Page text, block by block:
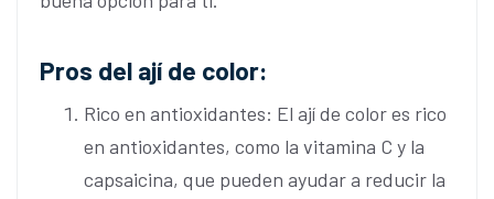
Pros del ají de color:
Rico en antioxidantes: El ají de color es rico
en antioxidantes, como la vitamina C y la
capsaicina, que pueden ayudar a reducir la